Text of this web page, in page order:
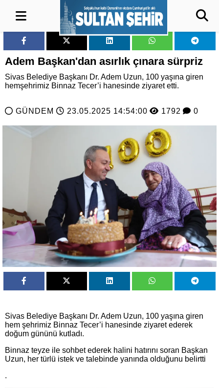
Adem Başkan'dan asırlık çınara sürpriz
Sivas Belediye Başkanı Dr. Adem Uzun, 100 yaşına giren
hemşehrimiz Binnaz Tecer’i hanesinde ziyaret etti.
GÜNDEM 23.05.2025 14:54:00 1792 0
Sivas Belediye Başkanı Dr. Adem Uzun, 100 yaşına giren
hem şehrimiz Binnaz Tecer’i hanesinde ziyaret ederek
doğum gününü kutladı.
Binnaz teyze ile sohbet ederek halini hatırını soran Başkan
Uzun, her türlü istek ve talebinde yanında olduğunu belirtti
.